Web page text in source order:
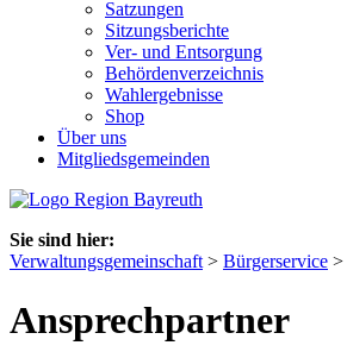
Satzungen
Sitzungsberichte
Ver- und Entsorgung
Behördenverzeichnis
Wahlergebnisse
Shop
Über uns
Mitgliedsgemeinden
Sie sind hier:
Verwaltungsgemeinschaft > Bürgerservice >
Ansprechpartner